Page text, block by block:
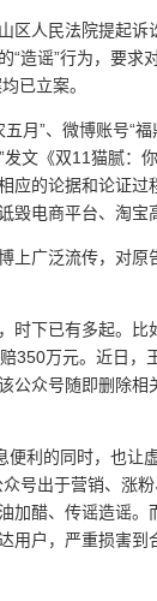
区人民法院提起
造谣”行为，要求
已立案。
月”、微博账号“
文《双11猫腻：
应的论据和论证
毁电商平台、淘宝
上广泛流传，对
时下已有多起。比
350万元。近日，
公众号随即删除
便利的同时，也让
号出于营销、涨
加醋、传谣造谣。
用户，严重损害到